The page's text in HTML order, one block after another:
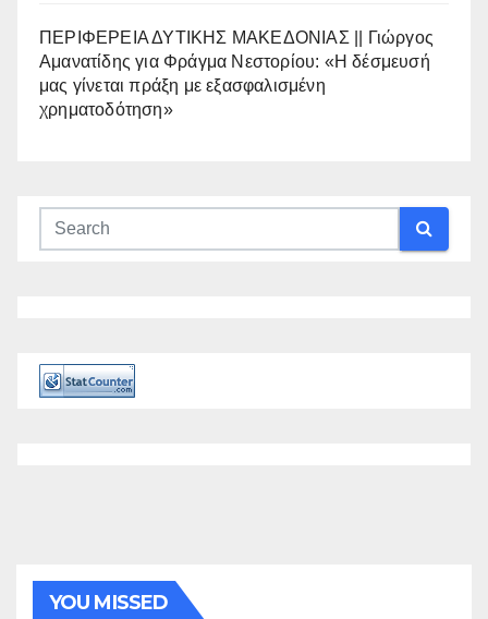
ΠΕΡΙΦΕΡΕΙΑ ΔΥΤΙΚΗΣ ΜΑΚΕΔΟΝΙΑΣ || Γιώργος
Αμανατίδης για Φράγμα Νεστορίου: «Η δέσμευσή
μας γίνεται πράξη με εξασφαλισμένη
χρηματοδότηση»
YOU MISSED